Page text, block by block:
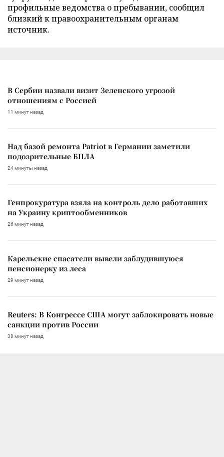
профильные ведомства о пребывании, сообщил
близкий к правоохранительным органам
источник.
В Сербии назвали визит Зеленского угрозой
отношениям с Россией
11 минут назад
Над базой ремонта Patriot в Германии заметили
подозрительные БПЛА
24 минуты назад
Генпрокуратура взяла на контроль дело работавших
на Украину криптообменников
26 минут назад
Карельские спасатели вывели заблудившуюся
пенсионерку из леса
29 минут назад
Reuters: В Конгрессе США могут заблокировать новые
санкции против России
38 минут назад